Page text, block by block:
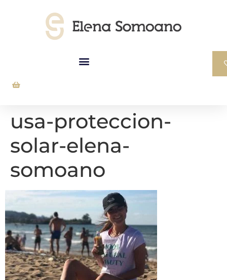
usa-proteccion-
solar-elena-
somoano